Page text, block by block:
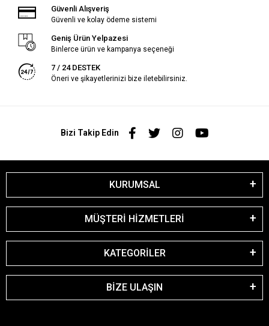
Güvenli Alışveriş
Güvenli ve kolay ödeme sistemi
Geniş Ürün Yelpazesi
Binlerce ürün ve kampanya seçeneği
7 / 24 DESTEK
Öneri ve şikayetlerinizi bize iletebilirsiniz.
Bizi Takip Edin
KURUMSAL
MÜŞTERİ HİZMETLERİ
KATEGORİLER
BİZE ULAŞIN